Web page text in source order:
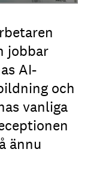
jobbar
AI-
och
vanliga
ännu